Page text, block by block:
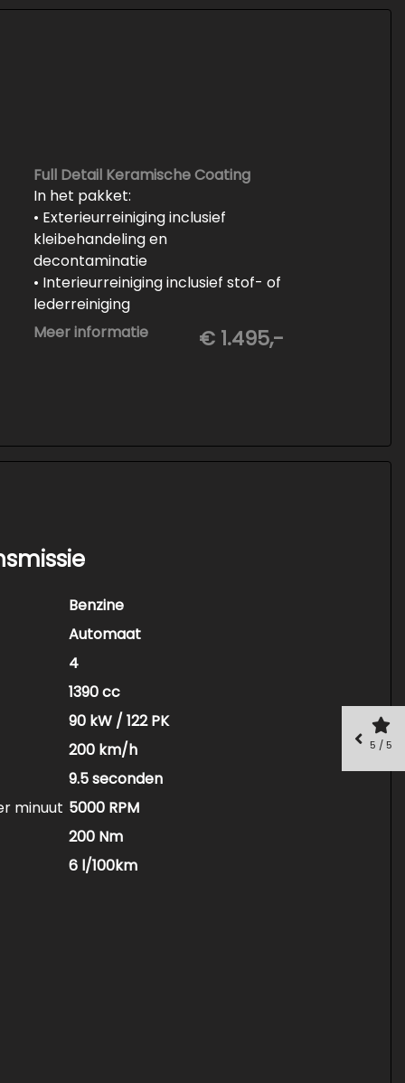
Full Detail Keramische Coating
In het pakket:
• Exterieurreiniging inclusief
kleibehandeling en
decontaminatie
• Interieurreiniging inclusief stof- of
lederreiniging
• 3-staps lakcorrectie
• Keramische Coating (+/- 5 jaar)
Meer informatie € 1.495,-
Benzine
Automaat
4
1390 cc
90 kW / 122 PK
200 km/h
9.5 seconden
minuut 5000 RPM
200 Nm
6 l/100km
5 / 5